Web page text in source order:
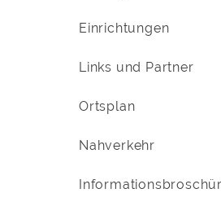
Einrichtungen
Links und Partner
Ortsplan
Nahverkehr